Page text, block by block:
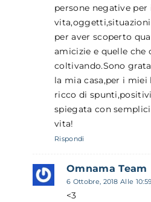
persone negative
per aver scoperto
amicizie e quelle che
coltivando.Sono
la mia casa,per i miei
ricco di
spiegata con
vita!
Rispondi
Omnama Team
6 Ottobre, 2018 Alle
<3